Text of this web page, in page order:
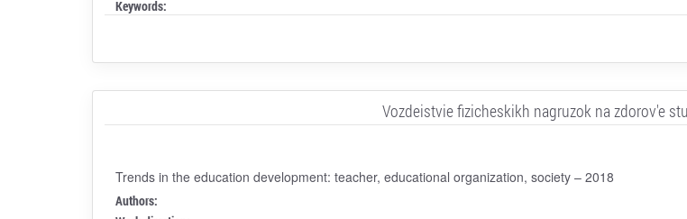
Keywords:
Vozdeistvie fizicheskikh nagruzok na zdorov'e
Trends in the education development: teacher, educational organization, society – 2018
Authors: